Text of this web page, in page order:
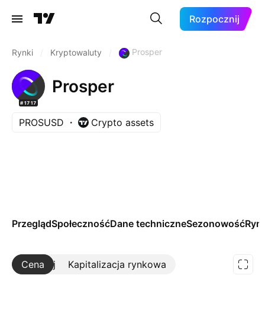
Rozpocznij
Rynki Kryptowaluty Prosper
#1717
Prosper
PROSUSD Crypto assets
PrzeglądSpołecznośćDane techniczneSezonowość
Cena Kapitalizacja rynkowa
Więcej